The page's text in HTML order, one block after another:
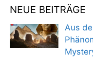
NEUE BEITRÄGE
Aus